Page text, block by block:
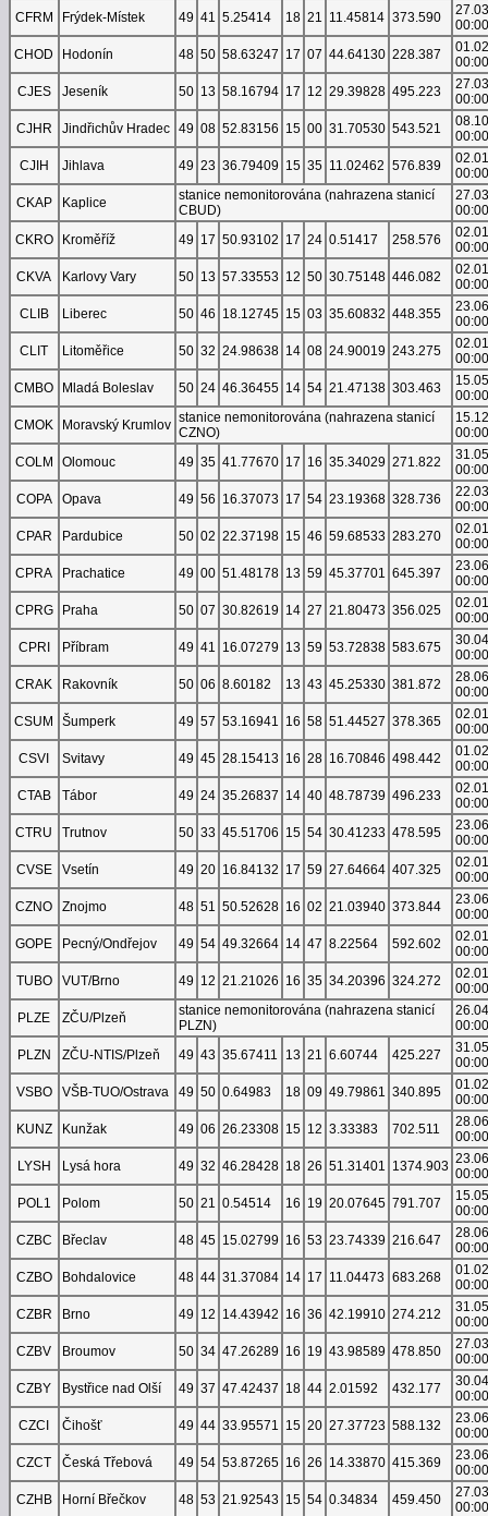
CFRM
Frýdek-Místek 49 41 5.25414 18 21 11.45814 373.590
00:00
CHOD
Hodonín 48 50 58.63247 17 07 44.64130 228.387
00:00
CJES
Jeseník 50 13 58.16794 17 12 29.39828 495.223
00:00
CJHR
Jindřichův Hradec 49 08 52.83156 15 00 31.70530 543.521
00:00
CJIH
Jihlava 49 23 36.79409 15 35 11.02462 576.839
00:00
CKAP
Kaplice
stanice nemonitorována (nahrazena stanicí
CBUD)
00:00
CKRO
Kroměříž 49 17 50.93102 17 24 0.51417 258.576
00:00
CKVA
Karlovy Vary 50 13 57.33553 12 50 30.75148 446.082
00:00
CLIB
Liberec 50 46 18.12745 15 03 35.60832 448.355
00:00
CLIT
Litoměřice 50 32 24.98638 14 08 24.90019 243.275
00:00
CMBO
Mladá Boleslav 50 24 46.36455 14 54 21.47138 303.463
00:00
CMOK
Moravský Krumlov stanice nemonitorována (nahrazena stanicí
CZNO)
00:00
COLM
Olomouc 49 35 41.77670 17 16 35.34029 271.822
00:00
COPA
Opava 49 56 16.37073 17 54 23.19368 328.736
00:00
CPAR
Pardubice 50 02 22.37198 15 46 59.68533 283.270
00:00
CPRA
Prachatice 49 00 51.48178 13 59 45.37701 645.397
00:00
CPRG
Praha 50 07 30.82619 14 27 21.80473 356.025
00:00
CPRI
Příbram 49 41 16.07279 13 59 53.72838 583.675
00:00
CRAK
Rakovník 50 06 8.60182 13 43 45.25330 381.872
00:00
CSUM
Šumperk 49 57 53.16941 16 58 51.44527 378.365
00:00
CSVI
Svitavy 49 45 28.15413 16 28 16.70846 498.442
00:00
CTAB
Tábor 49 24 35.26837 14 40 48.78739 496.233
00:00
CTRU
Trutnov 50 33 45.51706 15 54 30.41233 478.595
00:00
CVSE
Vsetín 49 20 16.84132 17 59 27.64664 407.325
00:00
CZNO
Znojmo 48 51 50.52628 16 02 21.03940 373.844
00:00
GOPE
Pecný/Ondřejov 49 54 49.32664 14 47 8.22564 592.602
00:00
TUBO
VUT/Brno 49 12 21.21026 16 35 34.20396 324.272
00:00
PLZE
ZČU/Plzeň
stanice nemonitorována (nahrazena stanicí
PLZN)
00:00
PLZN
ZČU-NTIS/Plzeň 49 43 35.67411 13 21 6.60744 425.227
00:00
VSBO
VŠB-TUO/Ostrava 49 50 0.64983 18 09 49.79861 340.895
00:00
KUNZ
Kunžak 49 06 26.23308 15 12 3.33383 702.511
00:00
LYSH
Lysá hora 49 32 46.28428 18 26 51.31401 1374.903 00:00
POL1
Polom 50 21 0.54514 16 19 20.07645 791.707
00:00
CZBC
Břeclav 48 45 15.02799 16 53 23.74339 216.647
00:00
CZBO
Bohdalovice 48 44 31.37084 14 17 11.04473 683.268
00:00
CZBR
Brno 49 12 14.43942 16 36 42.19910 274.212
00:00
CZBV
Broumov 50 34 47.26289 16 19 43.98589 478.850
00:00
CZBY
Bystřice nad Olší 49 37 47.42437 18 44 2.01592 432.177
00:00
CZCI
Čihošť 49 44 33.95571 15 20 27.37723 588.132
00:00
CZCT
Česká Třebová 49 54 53.87265 16 26 14.33870 415.369
00:00
CZHB
Horní Břečkov 48 53 21.92543 15 54 0.34834 459.450
00:00